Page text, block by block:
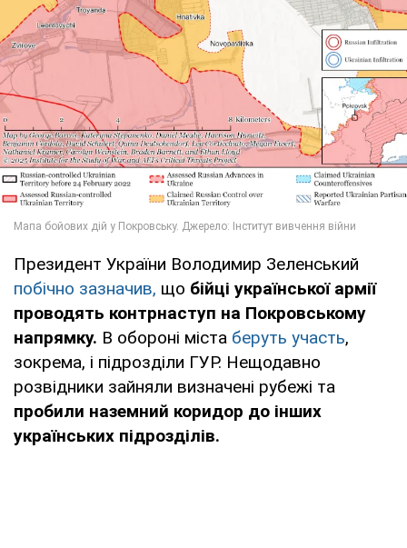
Президент України Володимир Зеленський
побічно зазначив, що бійці української армії
проводять контрнаступ на Покровському
напрямку. В обороні міста беруть участь,
зокрема, і підрозділи ГУР. Нещодавно
розвідники зайняли визначені рубежі та
пробили наземний коридор до інших
українських підрозділів.